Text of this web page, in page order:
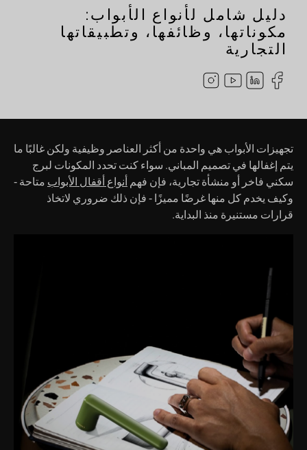
دليل شامل لأنواع الأبواب:
مكوناتها، وظائفها، وتطبيقاتها
التجارية
تجهيزات الأبواب هي واحدة من أكثر العناصر وظيفية ولكن غالبًا ما
يتم إغفالها في تصميم المباني. سواء كنت تحدد المكونات لبرج
سكني فاخر أو منشأة تجارية، فإن فهم أنواع أقفال الأبواب متاحة -
وكيف يخدم كل منها غرضًا مميزًا - فإن ذلك ضروري لاتخاذ
قرارات مستنيرة منذ البداية.